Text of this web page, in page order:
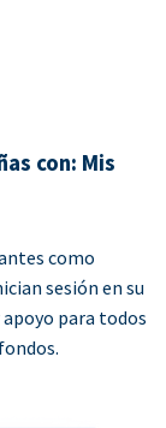
con: Mis
como
sesión en su
para todos